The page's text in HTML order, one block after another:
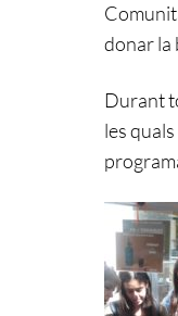
donar la
Durant
les